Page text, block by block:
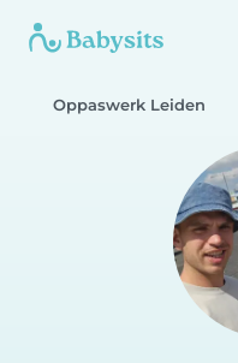
Oppaswerk Leiden